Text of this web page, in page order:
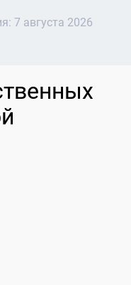
7 августа 2026